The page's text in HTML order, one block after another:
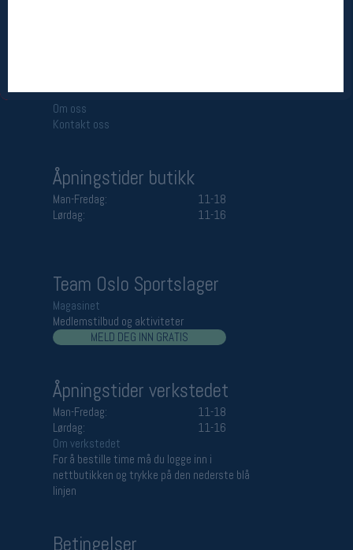
Vis i kart
Om oss
Kontakt oss
Åpningstider butikk
Man-Fredag:
11-18
Lørdag:
11-16
Team Oslo Sportslager
Magasinet
Medlemstilbud og aktiviteter
MELD DEG INN GRATIS
Åpningstider verkstedet
Man-Fredag:
11-18
Lørdag:
11-16
Om verkstedet
For å bestille time må du logge inn i
nettbutikken og trykke på den nederste blå
linjen
Betingelser